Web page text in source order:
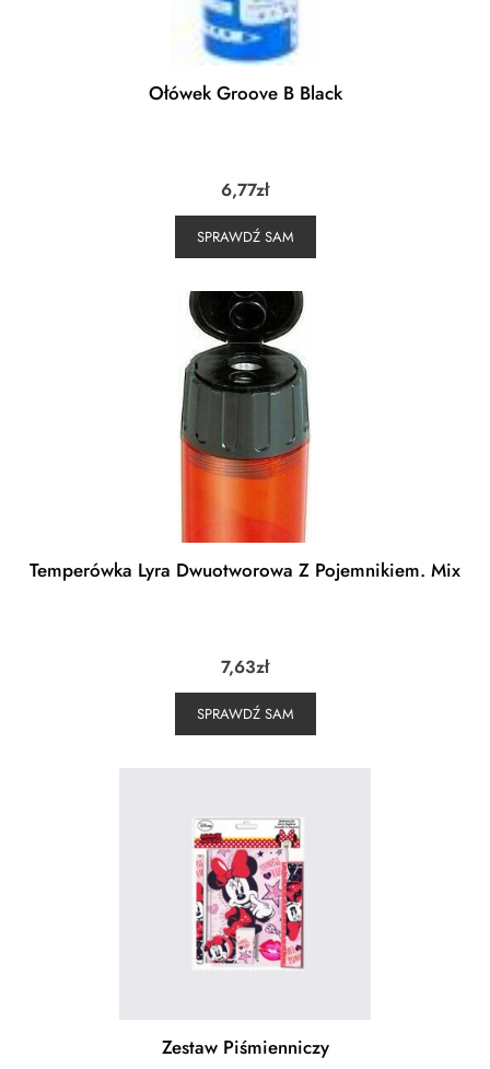
Ołówek Groove B Black
6,77zł
SPRAWDŹ SAM
Temperówka Lyra Dwuotworowa Z Pojemnikiem. Mix
7,63zł
SPRAWDŹ SAM
Zestaw Piśmienniczy